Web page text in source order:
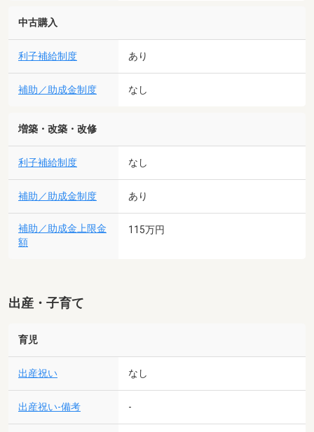
中古購入
利子補給制度 あり
補助／助成金制度 なし
増築・改築・改修
利子補給制度 なし
補助／助成金制度 あり
補助／助成金上限金
額
115万円
出産・子育て
育児
出産祝い なし
出産祝い-備考 -